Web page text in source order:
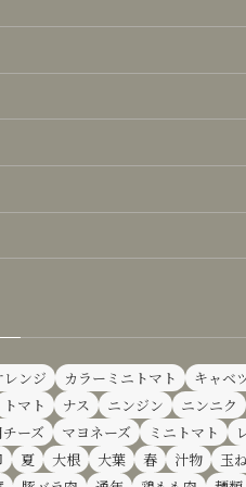
レンジ カラーミニトマト キャベ
トマト
ナス ニンジン ニンニク
ーズ
マヨネーズ ミニトマト
夏 大根 大葉 春 汁物 玉